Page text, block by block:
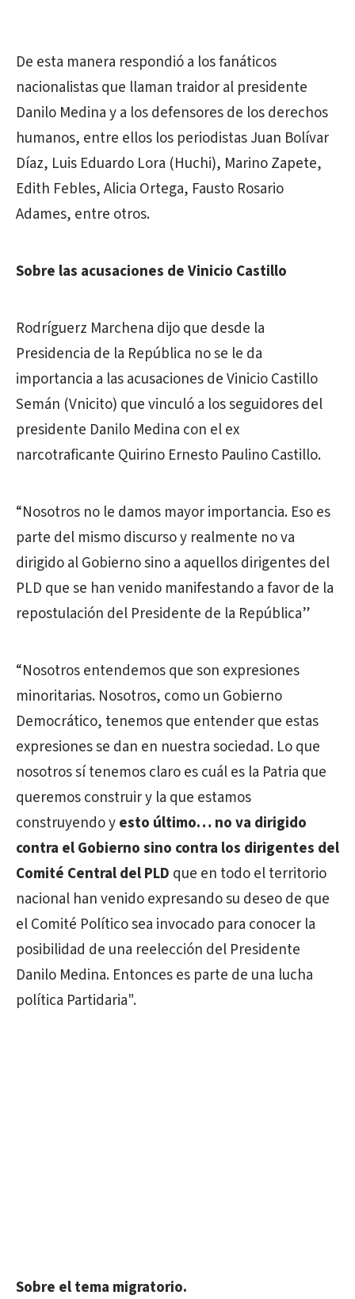
De esta manera respondió a los fanáticos
nacionalistas que llaman traidor al presidente
Danilo Medina y a los defensores de los derechos
humanos, entre ellos los periodistas Juan Bolívar
Díaz, Luis Eduardo Lora (Huchi), Marino Zapete,
Edith Febles, Alicia Ortega, Fausto Rosario
Adames, entre otros.
Sobre las acusaciones de Vinicio Castillo
Rodríguerz Marchena dijo que desde la
Presidencia de la República no se le da
importancia a las acusaciones de Vinicio Castillo
Semán (Vnicito) que vinculó a los seguidores del
presidente Danilo Medina con el ex
narcotraficante Quirino Ernesto Paulino Castillo.
“Nosotros no le damos mayor importancia. Eso es
parte del mismo discurso y realmente no va
dirigido al Gobierno sino a aquellos dirigentes del
PLD que se han venido manifestando a favor de la
repostulación del Presidente de la República”
“Nosotros entendemos que son expresiones
minoritarias. Nosotros, como un Gobierno
Democrático, tenemos que entender que estas
expresiones se dan en nuestra sociedad. Lo que
nosotros sí tenemos claro es cuál es la Patria que
queremos construir y la que estamos
construyendo yesto último… no va dirigido
contra el Gobierno sino contra los dirigentes del
Comité Central del PLD que en todo el territorio
nacional han venido expresando su deseo de que
el Comité Político sea invocado para conocer la
posibilidad de una reelección del Presidente
Danilo Medina. Entonces es parte de una lucha
política Partidaria".
Sobre el tema migratorio.